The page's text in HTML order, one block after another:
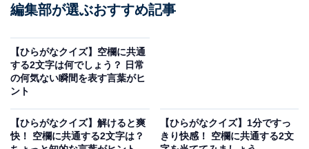
くみ□□
バラになっている部品を正しい手順で一つにまとめ上げ
る作業を思い浮かべてみてください。
次ページ 正解を見る
編集部が選ぶおすすめ記事
【ひらがなクイズ】空欄に共通
する2文字は何でしょう？ 日常
の何気ない瞬間を表す言葉がヒ
ント
【ひらがなクイズ】解けると爽
快！ 空欄に共通する2文字は？
【ひらがなクイズ】1分ですっ
きり快感！ 空欄に共通する2文